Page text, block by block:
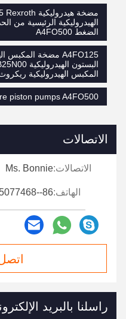
الهيدروليكية الرئيسية من
الضغط A4FO500
المكبس الهيدروليكية
piston pumps A4FO500
الاتصالات
الاتصالات:Ms. Bonnie
الهاتف:86--13535077468
راسلنا بالبريد